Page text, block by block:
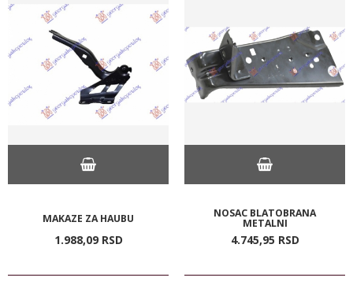
MAKAZE ZA HAUBU
1.988,09 RSD
NOSAC BLATOBRANA
METALNI
4.745,95 RSD